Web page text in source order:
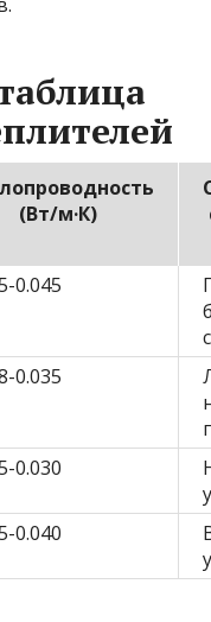
(Вт/м·К)
0.045
0.035
0.030
0.040